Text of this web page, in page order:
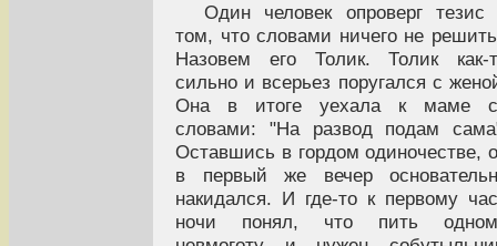
Один человек опроверг тезис
том, что словами ничего не
Назовем его Толик. Толик как-
сильно и всерьез поругался с
Она в итоге уехала к маме
словами: "На развод подам
Оставшись в гордом одиночестве,
в первый же вечер
накидался. И где-то к первому
ночи понял, что пить